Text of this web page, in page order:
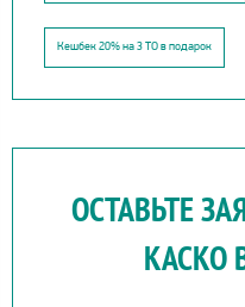
Кешбек 20% на 3 ТО в подарок
ОСТАВЬТЕ
КАСКО